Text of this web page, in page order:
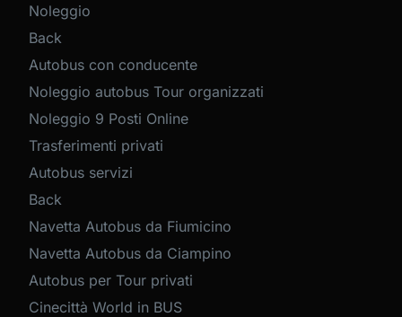
Noleggio
Back
Autobus con conducente
Noleggio autobus Tour organizzati
Noleggio 9 Posti Online
Trasferimenti privati
Autobus servizi
Back
Navetta Autobus da Fiumicino
Navetta Autobus da Ciampino
Autobus per Tour privati
Cinecittà World in BUS